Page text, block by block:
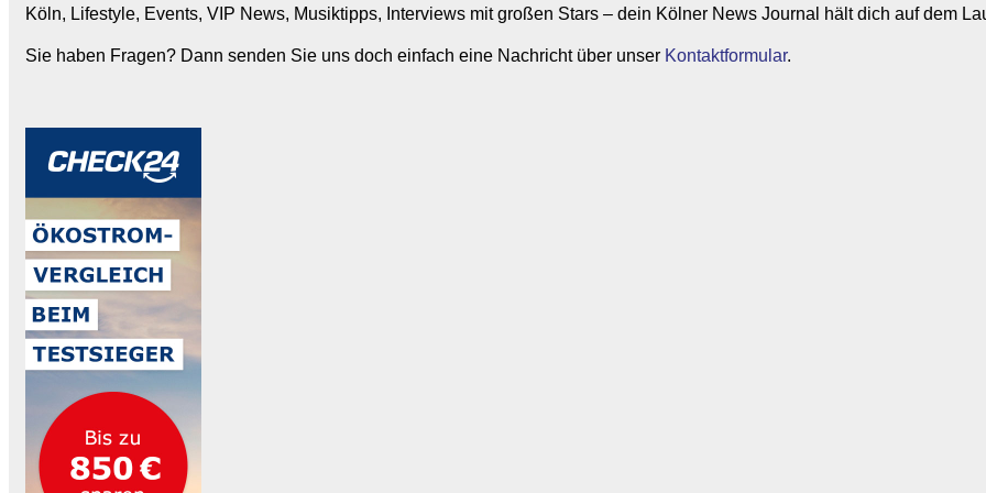
Köln, Lifestyle, Events, VIP News, Musiktipps, Interviews mit großen Stars – dein Kölner News Journal hält dich auf dem
Sie haben Fragen? Dann senden Sie uns doch einfach eine Nachricht über unser Kontaktformular.